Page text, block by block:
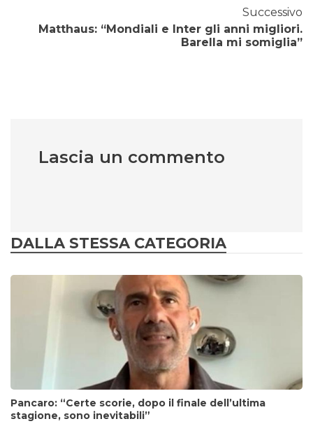
Successivo
Matthaus: “Mondiali e Inter gli anni migliori.
Barella mi somiglia”
Lascia un commento
DALLA STESSA CATEGORIA
Pancaro: “Certe scorie, dopo il finale dell’ultima
stagione, sono inevitabili”